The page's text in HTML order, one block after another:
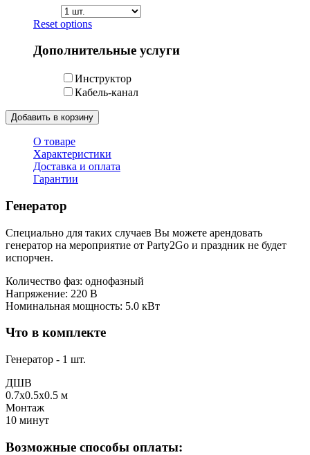
Reset options
Дополнительные услуги
Инструктор
Кабель-канал
Добавить в корзину
О товаре
Характеристики
Доставка и оплата
Гарантии
Генератор
Специально для таких случаев Вы можете арендовать
генератор на мероприятие от Party2Go и праздник не будет
испорчен.
Количество фаз: однофазный
Напряжение: 220 В
Номинальная мощность: 5.0 кВт
Что в комплекте
Генератор - 1 шт.
ДШВ
0.7x0.5x0.5 м
Монтаж
10 минут
Возможные способы оплаты: